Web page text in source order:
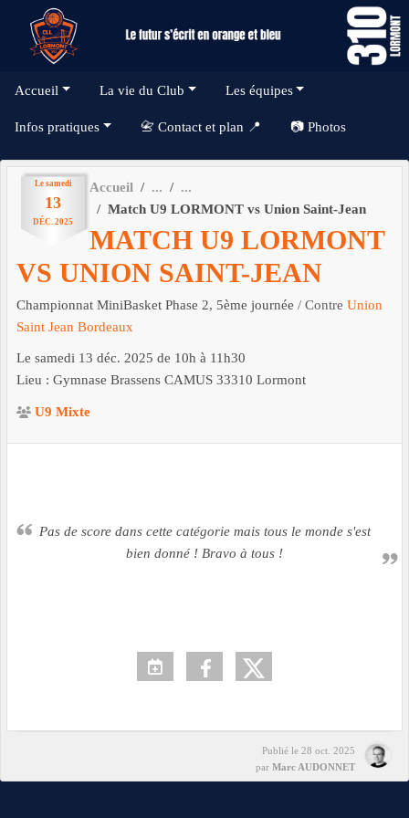
Accueil La vie du Club Les équipes
Infos pratiques 📇 Contact et plan 📍 📷 Photos
Le samedi
13
DÉC. 2025
Accueil
Match U9 LORMONT vs Union Saint-Jean
MATCH U9 LORMONT
VS UNION SAINT-JEAN
Championnat MiniBasket Phase 2, 5ème journée / Contre Union
Saint Jean Bordeaux
Le samedi 13 déc. 2025 de 10h à 11h30
Lieu : Gymnase Brassens CAMUS 33310 Lormont
U9 Mixte
Pas de score dans cette catégorie mais tous le monde s'est
bien donné ! Bravo à tous !
Publié le 28 oct. 2025
par Marc AUDONNET
Panneau de gestion des cookies